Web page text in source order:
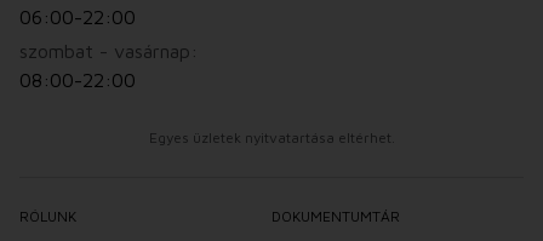
06:00-22:00
szombat - vasárnap:
08:00-22:00
Egyes üzletek nyitvatartása eltérhet.
RÓLUNK DOKUMENTUMTÁR